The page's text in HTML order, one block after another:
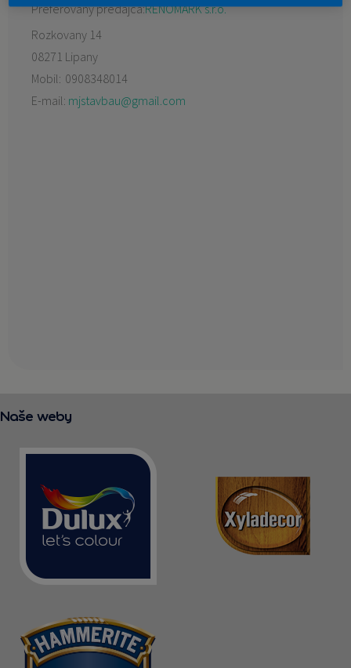
Preferovaný predajca:RENOMARK s.r.o.
Rozkovany 14
08271 Lipany
Mobil: 0908348014
E-mail: mjstavbau@gmail.com
Naše weby